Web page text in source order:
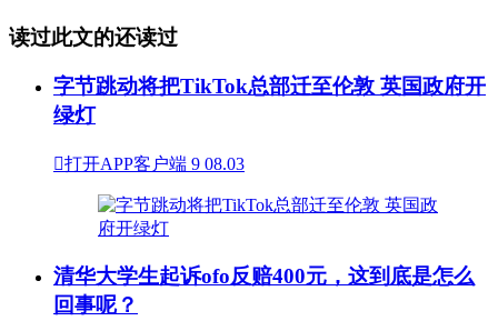
读过此文的还读过
字节跳动将把TikTok总部迁至伦敦 英国政府开
绿灯
打开APP客户端 9 08.03
清华大学生起诉ofo反赔400元，这到底是怎么
回事呢？